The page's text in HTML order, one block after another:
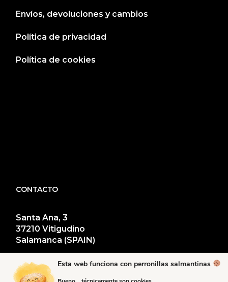
Envíos, devoluciones y cambios
Política de privacidad
Política de cookies
CONTACTO
Santa Ana, 3
37210 Vitigudino
Salamanca (SPAIN)
Tel.+34 923 50 02 34
Esta web funciona con perronillas salmantinas